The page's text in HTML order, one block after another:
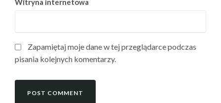
Witryna internetowa
Zapamiętaj moje dane w tej przeglądarce podczas
pisania kolejnych komentarzy.